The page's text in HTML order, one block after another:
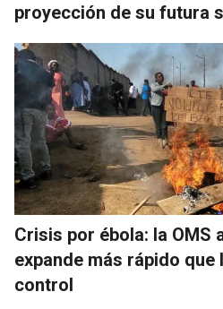
proyección de su futura
Crisis por ébola: la OMS
expande más rápido
control